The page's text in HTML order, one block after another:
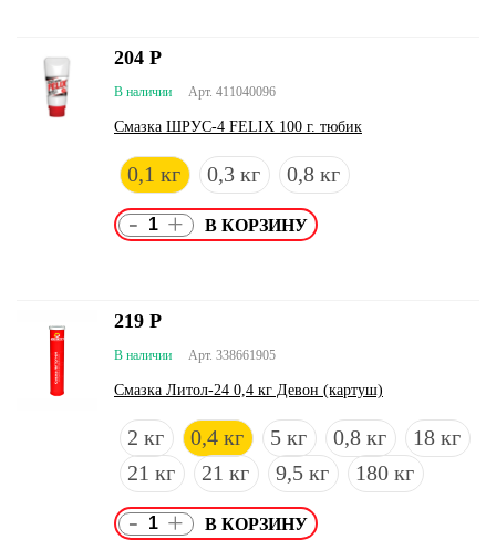
Арт. 411040096
В наличии
Смазка ШРУС-4 FELIX 100 г. тюбик
0,1 кг 0,3 кг 0,8 кг
204 Р
- +
Арт. 338661905
В наличии
Смазка Литол-24 0,4 кг Девон (картуш)
2 кг 0,4 кг 5 кг 0,8 кг
18 кг
21 кг
21 кг 9,5 кг 180 кг
219 Р
- +